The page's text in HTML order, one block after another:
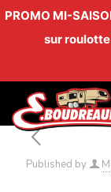
PROMO MI-
sur
Published by